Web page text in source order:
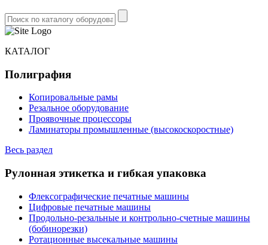
КАТАЛОГ
Полиграфия
Копировальные рамы
Резальное оборудование
Проявочные процессоры
Ламинаторы промышленные (высокоскоростные)
Весь раздел
Рулонная этикетка и гибкая упаковка
Флексографические печатные машины
Цифровые печатные машины
Продольно-резальные и контрольно-счетные машины
(бобинорезки)
Ротационные высекальные машины